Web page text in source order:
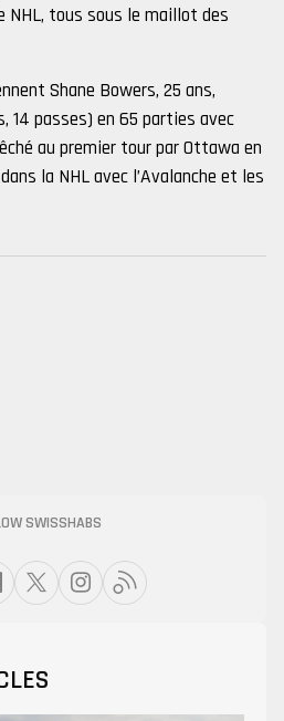
NHL, tous sous le maillot des
Shane Bowers, 25 ans,
14 passes) en 65 parties avec
au premier tour par Ottawa en
la NHL avec l’Avalanche et les
SWISSHABS